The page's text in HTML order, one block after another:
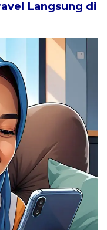
Langsung di